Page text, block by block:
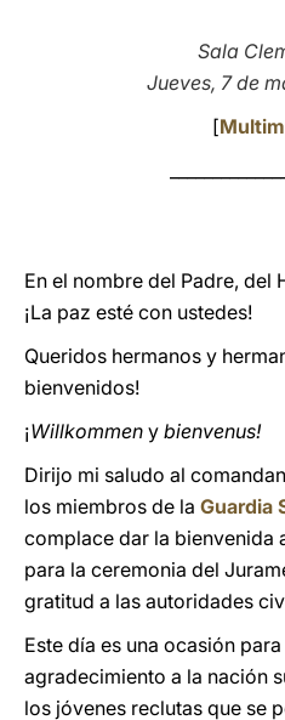
Sala
Jueves, 7 de
[
En el nombre del Padre, del
¡La paz esté con ustedes!
Queridos hermanos y
bienvenidos!
¡Willkommen y bienvenus!
Dirijo mi saludo al
los miembros de la Guardia
complace dar la bienvenida
para la ceremonia del
gratitud a las autoridades
Este día es una ocasión
agradecimiento a la nación
los jóvenes reclutas que se